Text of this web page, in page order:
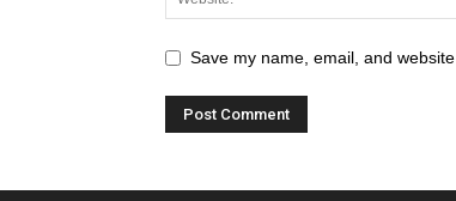
Save my name, email, and